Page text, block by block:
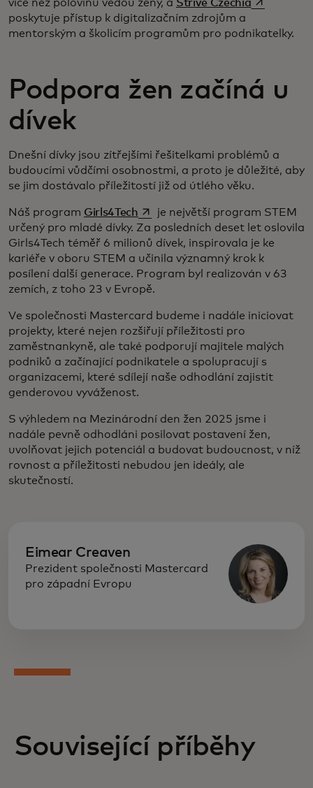
více než polovinu vedou ženy, a Strive Czechia
poskytuje přístup k digitalizačním zdrojům a
mentorským a školicím programům pro podnikatelky.
Podpora žen začíná u
dívek
Dnešní dívky jsou zítřejšími řešitelkami problémů a
budoucími vůdčími osobnostmi, a proto je důležité, aby
se jim dostávalo příležitostí již od útlého věku.
Náš program Girls4Techopens in a new tab
je největší program STEM
určený pro mladé dívky. Za posledních deset let oslovila
Girls4Tech téměř 6 milionů dívek, inspirovala je ke
kariéře v oboru STEM a učinila významný krok k
posílení další generace. Program byl realizován v 63
zemích, z toho 23 v Evropě.
Ve společnosti Mastercard budeme i nadále iniciovat
projekty, které nejen rozšiřují příležitosti pro
zaměstnankyně, ale také podporují majitele malých
podniků a začínající podnikatele a spolupracují s
organizacemi, které sdílejí naše odhodlání zajistit
genderovou vyváženost.
S výhledem na Mezinárodní den žen 2025 jsme i
nadále pevně odhodláni posilovat postavení žen,
uvolňovat jejich potenciál a budovat budoucnost, v níž
rovnost a příležitosti nebudou jen ideály, ale
skutečností.
Eimear Creaven
Prezident společnosti Mastercard
pro západní Evropu
Související příběhy